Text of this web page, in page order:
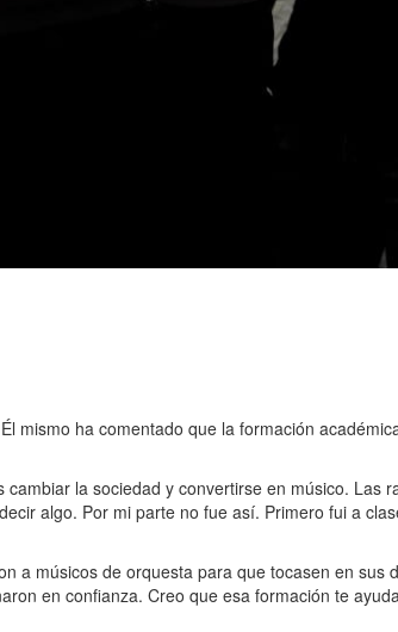
ha comentado que la formación
cambiar la sociedad y convertirse en músico. Las
algo. Por mi parte no fue así. Primero fui a
músicos de orquesta para que tocasen en sus
en confianza. Creo que esa formación te